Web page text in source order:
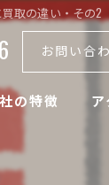
取の違い・その2
お問い合
の特徴